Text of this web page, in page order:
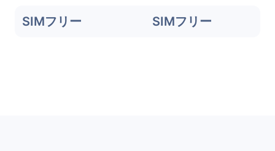
SIMフリー SIMフリー